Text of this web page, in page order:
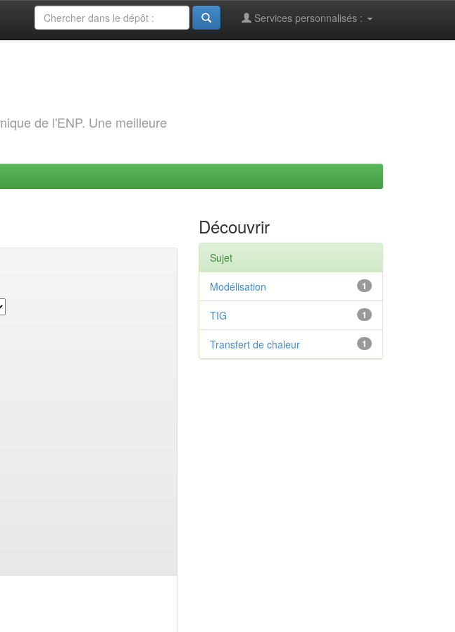
Services personnalisés :
de l'ENP. Une meilleure
Découvrir
Sujet
1
Modélisation
1
TIG
1
Transfert de chaleur